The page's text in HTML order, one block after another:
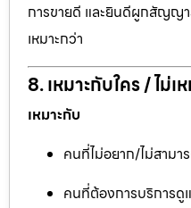
การขายดี และยินดีผูกสัญญา
เหมาะกว่า
8. เหมาะกับใคร / ไม่เ
เหมาะกับ
คนที่ไม่อยาก/ไม่สาม
คนที่ต้องการบริการดู